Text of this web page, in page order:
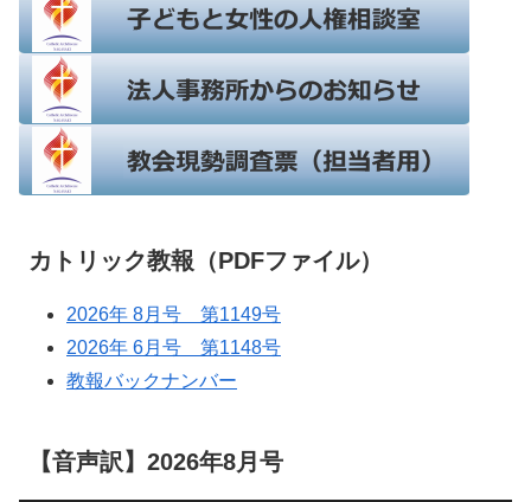
カトリック教報（PDFファイル）
2026年 8月号 第1149号
2026年 6月号 第1148号
教報バックナンバー
【音声訳】2026年8月号